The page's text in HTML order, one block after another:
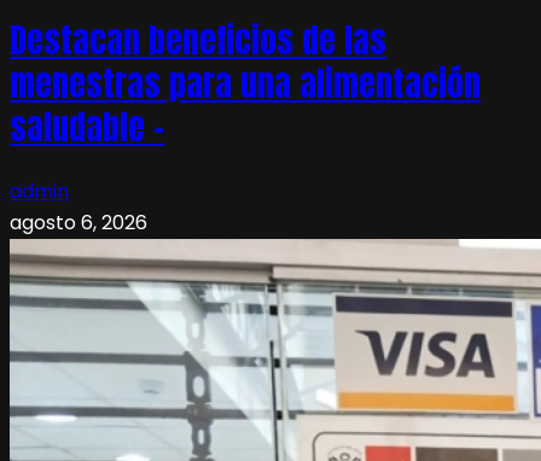
Destacan beneficios de las
menestras para una alimentación
saludable –
admin
agosto 6, 2026